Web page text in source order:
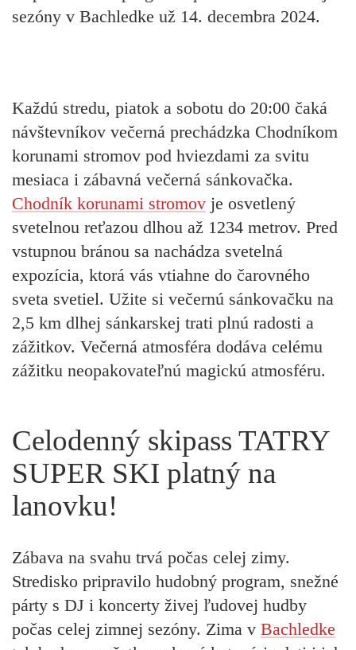
sezóny v Bachledke už 14. decembra 2024.
Každú stredu, piatok a sobotu do 20:00 čaká
návštevníkov večerná prechádzka Chodníkom
korunami stromov pod hviezdami za svitu
mesiaca i zábavná večerná sánkovačka.
Chodník korunami stromov je osvetlený
svetelnou reťazou dlhou až 1234 metrov. Pred
vstupnou bránou sa nachádza svetelná
expozícia, ktorá vás vtiahne do čarovného
sveta svetiel. Užite si večernú sánkovačku na
2,5 km dlhej sánkarskej trati plnú radosti a
zážitkov. Večerná atmosféra dodáva celému
zážitku neopakovateľnú magickú atmosféru.
Celodenný skipass TATRY
SUPER SKI platný na
lanovku!
Zábava na svahu trvá počas celej zimy.
Stredisko pripravilo hudobný program, snežné
párty s DJ i koncerty živej ľudovej hudby
počas celej zimnej sezóny. Zima v Bachledke